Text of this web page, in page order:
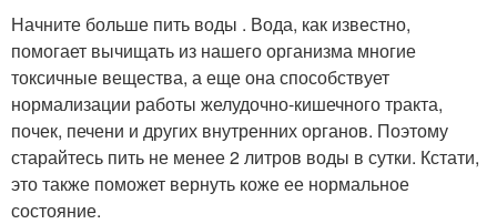
Начните больше пить воды . Вода, как известно,
помогает вычищать из нашего организма многие
токсичные вещества, а еще она способствует
нормализации работы желудочно-кишечного тракта,
почек, печени и других внутренних органов. Поэтому
старайтесь пить не менее 2 литров воды в сутки. Кстати,
это также поможет вернуть коже ее нормальное
состояние.